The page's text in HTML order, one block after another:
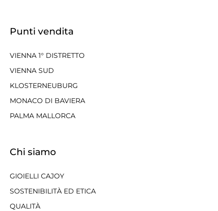
Punti vendita
VIENNA 1° DISTRETTO
VIENNA SUD
KLOSTERNEUBURG
MONACO DI BAVIERA
PALMA MALLORCA
Chi siamo
GIOIELLI CAJOY
SOSTENIBILITÀ ED ETICA
QUALITÀ